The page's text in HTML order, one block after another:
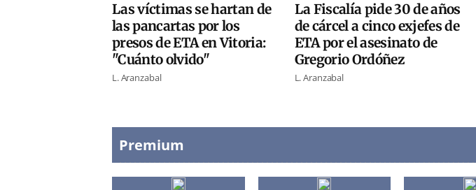
Las víctimas se hartan de
las pancartas por los
presos de ETA en Vitoria:
"Cuánto olvido"
L. Aranzabal
La Fiscalía pide 30 de años
de cárcel a cinco exjefes de
ETA por el asesinato de
Gregorio Ordóñez
L. Aranzabal
Premium